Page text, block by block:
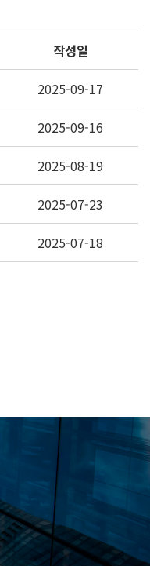
작성일
2025-09-17
2025-09-16
2025-08-19
2025-07-23
2025-07-18